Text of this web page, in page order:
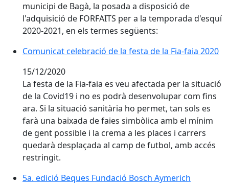
municipi de Bagà, la posada a disposició de
l'adquisició de FORFAITS per a la temporada d'esquí
2020-2021, en els termes següents:
Comunicat celebració de la festa de la Fia-faia 2020
Comunicat celebració de la festa de la Fia-faia 2020
15/12/2020
La festa de la Fia-faia es veu afectada per la situació
de la Covid19 i no es podrà desenvolupar com fins
ara. Si la situació sanitària ho permet, tan sols es
farà una baixada de faies simbòlica amb el mínim
de gent possible i la crema a les places i carrers
quedarà desplaçada al camp de futbol, amb accés
restringit.
5a. edició Beques Fundació Bosch Aymerich
5a. edició Beques Fundació Bosch Aymerich